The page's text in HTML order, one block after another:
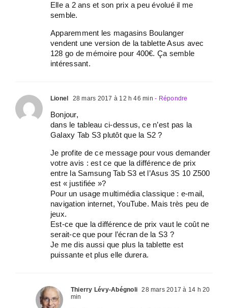
Elle a 2 ans et son prix a peu évolué il me
semble.
Apparemment les magasins Boulanger
vendent une version de la tablette Asus avec
128 go de mémoire pour 400€. Ça semble
intéressant.
Lionel 28 mars 2017 à 12 h 46 min - Répondre
Bonjour,
dans le tableau ci-dessus, ce n’est pas la
Galaxy Tab S3 plutôt que la S2 ?
Je profite de ce message pour vous demander
votre avis : est ce que la différence de prix
entre la Samsung Tab S3 et l’Asus 3S 10 Z500
est « justifiée »?
Pour un usage multimédia classique : e-mail,
navigation internet, YouTube. Mais très peu de
jeux.
Est-ce que la différence de prix vaut le coût ne
serait-ce que pour l’écran de la S3 ?
Je me dis aussi que plus la tablette est
puissante et plus elle durera.
Thierry Lévy-Abégnoli 28 mars 2017 à 14 h 20
min